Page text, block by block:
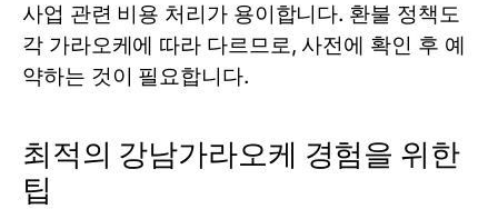
사업 관련 비용 처리가 용이합니다. 환불 정책도
각 가라오케에 따라 다르므로, 사전에 확인 후 예
약하는 것이 필요합니다.
최적의 강남가라오케 경험을 위한
팁